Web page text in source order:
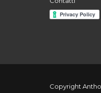
Copyright